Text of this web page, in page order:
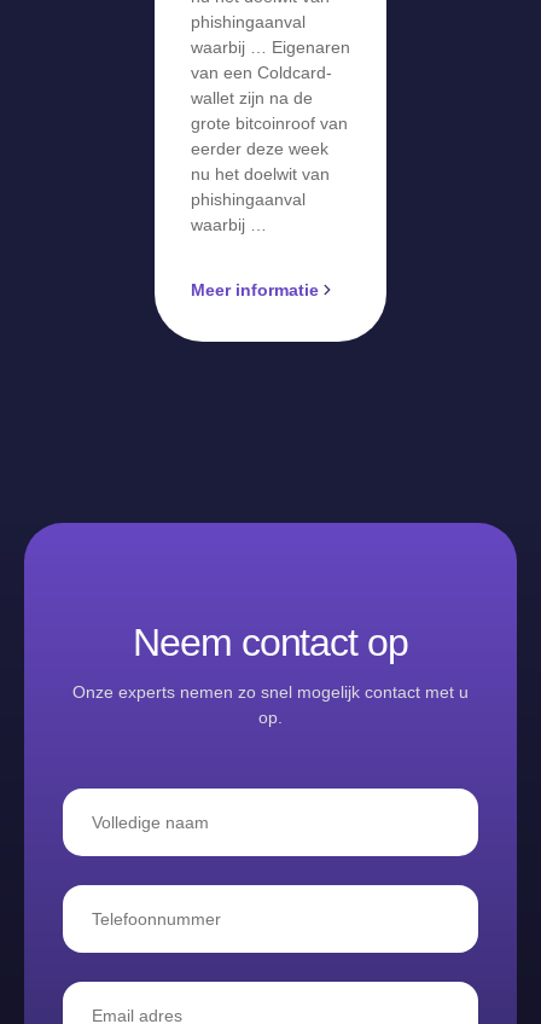
phishingaanv
al
phishingaanval
waarbij … Eigenaren
van een Coldcard-
wallet zijn na de
grote bitcoinroof van
eerder deze week
nu het doelwit van
phishingaanval
waarbij …
Meer informatie
Neem contact op
Onze experts nemen zo snel mogelijk contact met u
op.